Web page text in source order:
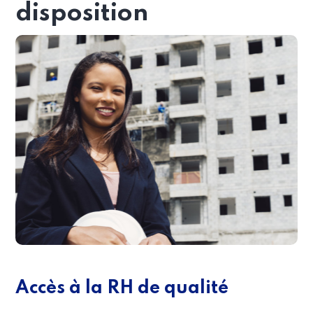
disposition
Accès à la RH de qualité